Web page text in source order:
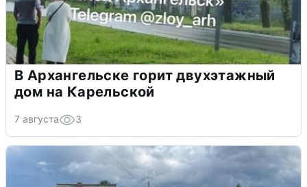
В Архангельске горит двухэтажный
дом на Карельской
7 августа 3